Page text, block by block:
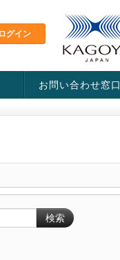
お問い合わせ窓口
検索